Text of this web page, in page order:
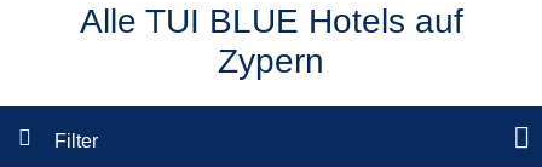
Alle TUI BLUE Hotels auf
Zypern
Filter